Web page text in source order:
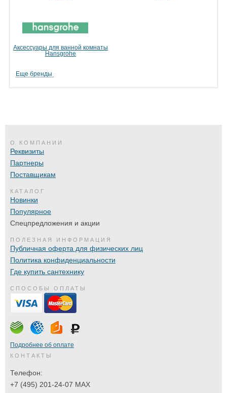
Аксессуары для ванной комнаты
Hansgrohe
Еще бренды
О КОМПАНИИ
Реквизиты
Партнеры
Поставщикам
КАТАЛОГ
Новинки
Популярное
Спецпредложения и акции
ПОЛЕЗНАЯ ИНФОРМАЦИЯ
Публичная оферта для физических лиц
Политика конфиденциальности
Где купить сантехнику
СПОСОБЫ ОПЛАТЫ
Подробнее об оплате
КОНТАКТЫ
Телефон:
+7 (495) 201-24-07 MAX